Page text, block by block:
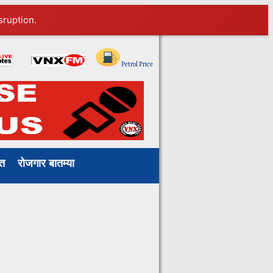
रोजगार बातम्या